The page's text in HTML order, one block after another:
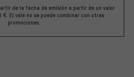
de la fecha de emisión a partir de un valor
€. El vale no se puede combinar con otras
promociones.